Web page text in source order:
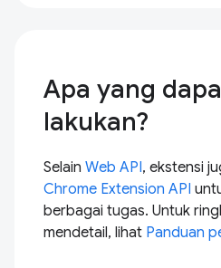
Apa yang
lakukan?
Selain Web API, ekstensi
Chrome Extension API
berbagai tugas. Untuk
mendetail, lihat Panduan